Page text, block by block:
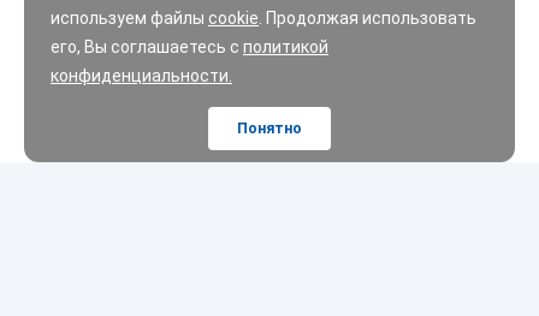
используем файлы cookie . Продолжая использовать
его, Вы соглашаетесь с политикой
конфиденциальности.
Понятно